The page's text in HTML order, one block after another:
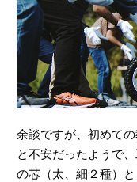
余談ですが、初めて
と不安だったようで
の芯（太、細２種）